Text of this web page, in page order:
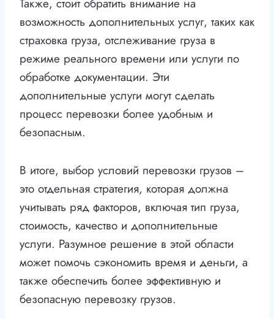
Также, стоит обратить внимание на
возможность дополнительных услуг, таких как
страховка груза, отслеживание груза в
режиме реального времени или услуги по
обработке документации. Эти
дополнительные услуги могут сделать
процесс перевозки более удобным и
безопасным.
В итоге, выбор условий перевозки грузов –
это отдельная стратегия, которая должна
учитывать ряд факторов, включая тип груза,
стоимость, качество и дополнительные
услуги. Разумное решение в этой области
может помочь сэкономить время и деньги, а
также обеспечить более эффективную и
безопасную перевозку грузов.